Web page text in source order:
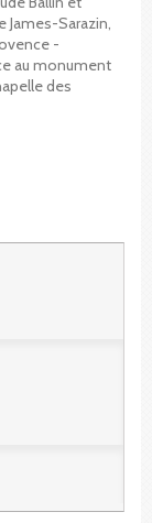
James-Sarazin,
-
au monument
des